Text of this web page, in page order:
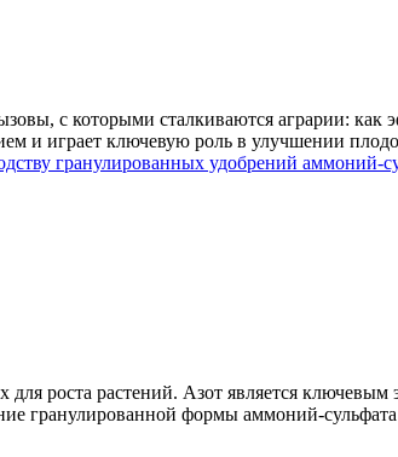
с которыми сталкиваются аграрии: как
и играет ключевую роль в улучшении
гранулированных удобрений аммоний-
роста растений. Азот является ключевым
гранулированной формы аммоний-